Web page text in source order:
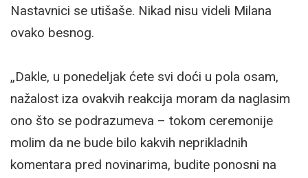
Nastavnici se utišaše. Nikad nisu videli Milana
ovako besnog.
„Dakle, u ponedeljak ćete svi doći u pola osam,
nažalost iza ovakvih reakcija moram da naglasim
ono što se podrazumeva – tokom ceremonije
molim da ne bude bilo kakvih neprikladnih
komentara pred novinarima, budite ponosni na